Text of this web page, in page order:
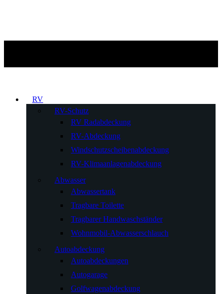
RV
RV-Schutz
RV Radabdeckung
RV-Abdeckung
Windschutzscheibenabdeckung
RV-Klimaanlagenabdeckung
Abwasser
Abwassertank
Tragbare Toilette
Tragbarer Handwaschständer
Wohnmobil-Abwasserschlauch
Autoabdeckung
Autoabdeckungen
Autogarage
Golfwagenabdeckung